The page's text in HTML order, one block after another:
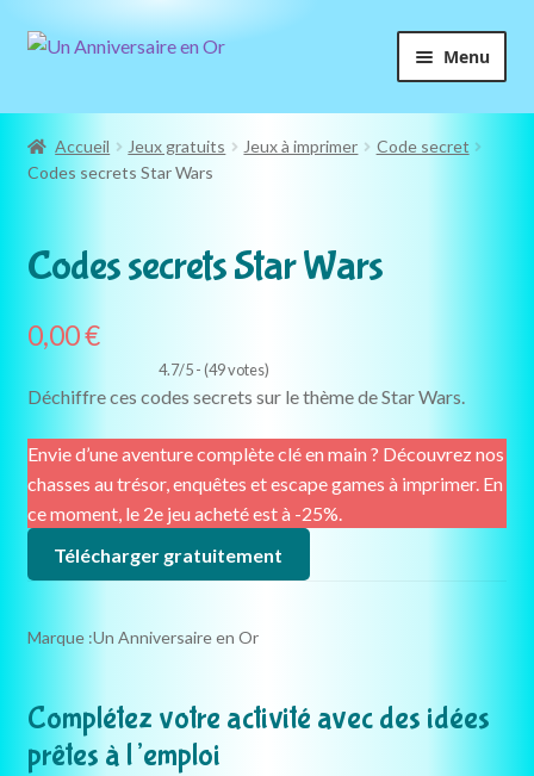
Aller
navigation
Aller
Menu
Accueil Jeux gratuits Jeux à imprimer
Code secret
Codes secrets Star Wars
GRATUIT
Codes secrets Star Wars
0,00€
4.7/5 - (49 votes)
Déchiffre ces codes secrets sur le thème de Star Wars.
Envie d’une aventure complète clé en main ? Découvrez nos
chasses au trésor, enquêtes et escape games à imprimer. En
ce moment, le 2e jeu acheté est à -25%.
Télécharger gratuitement
Marque :Un Anniversaire en Or
Complétez votre activité avec des idées
prêtes à l’emploi